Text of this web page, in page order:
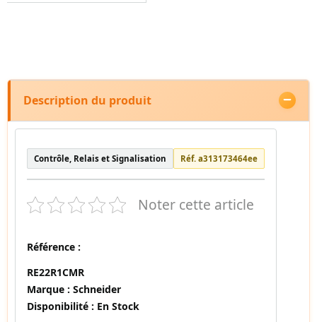
Description du produit
Contrôle, Relais et Signalisation Réf. a313173464ee
Noter cette article
Référence :
RE22R1CMR
Marque : Schneider
Disponibilité : En Stock